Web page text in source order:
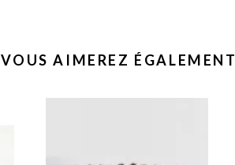
VOUS AIMEREZ ÉGALEMENT